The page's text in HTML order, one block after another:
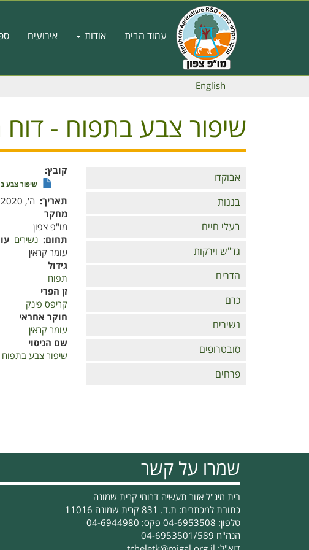
Main
navigation
עמוד הבית אודות אירועים
English
שיפור צבע בתפוח - דוח מסכם
Branches
אבוקדו
בננות
בעלי חיים
גד"ש וירקות
הדרים
כרם
נשירים
סובטרופים
פרחים
קובץ
שיפור צבע
תאריך ה', 12/31/2020 - 12:00
מחקר
מו"פ צפון
תחום נשירים
עומר קראין
גידול
תפוח
זן הפרי
קריפס פינק
חוקר אחראי
עומר קראין
שם הניסוי
שיפור צבע בתפוח
שמרו על קשר
בית מיג"ל אזור תעשיה דרומי קרית שמונה
כתובת למכתבים: ת.ד. 831 קרית שמונה 11016
טלפון: 04-6953508 פקס: 04-6944980
הנה"ח 04-6953501/589